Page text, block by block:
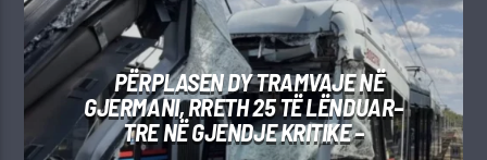
PËRPLASEN DY TRAMVAJE NË
GJERMANI, RRETH 25 TË LËNDUAR–
TRE NË GJENDJE KRITIKE –